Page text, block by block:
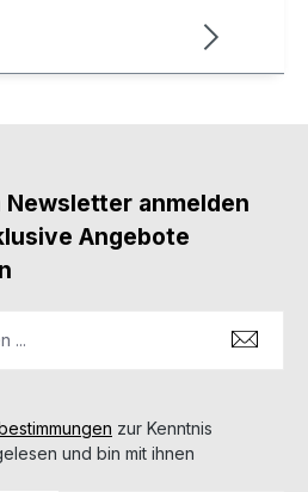
Newsletter anmelden
Angebote
zur Kenntnis
und bin mit ihnen